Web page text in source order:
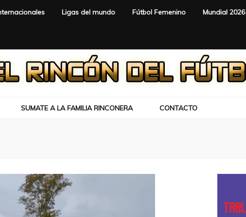
Ligas del mundo Fútbol Femenino Mundial 2026
SUMATE A LA FAMILIA RINCONERA CONTACTO